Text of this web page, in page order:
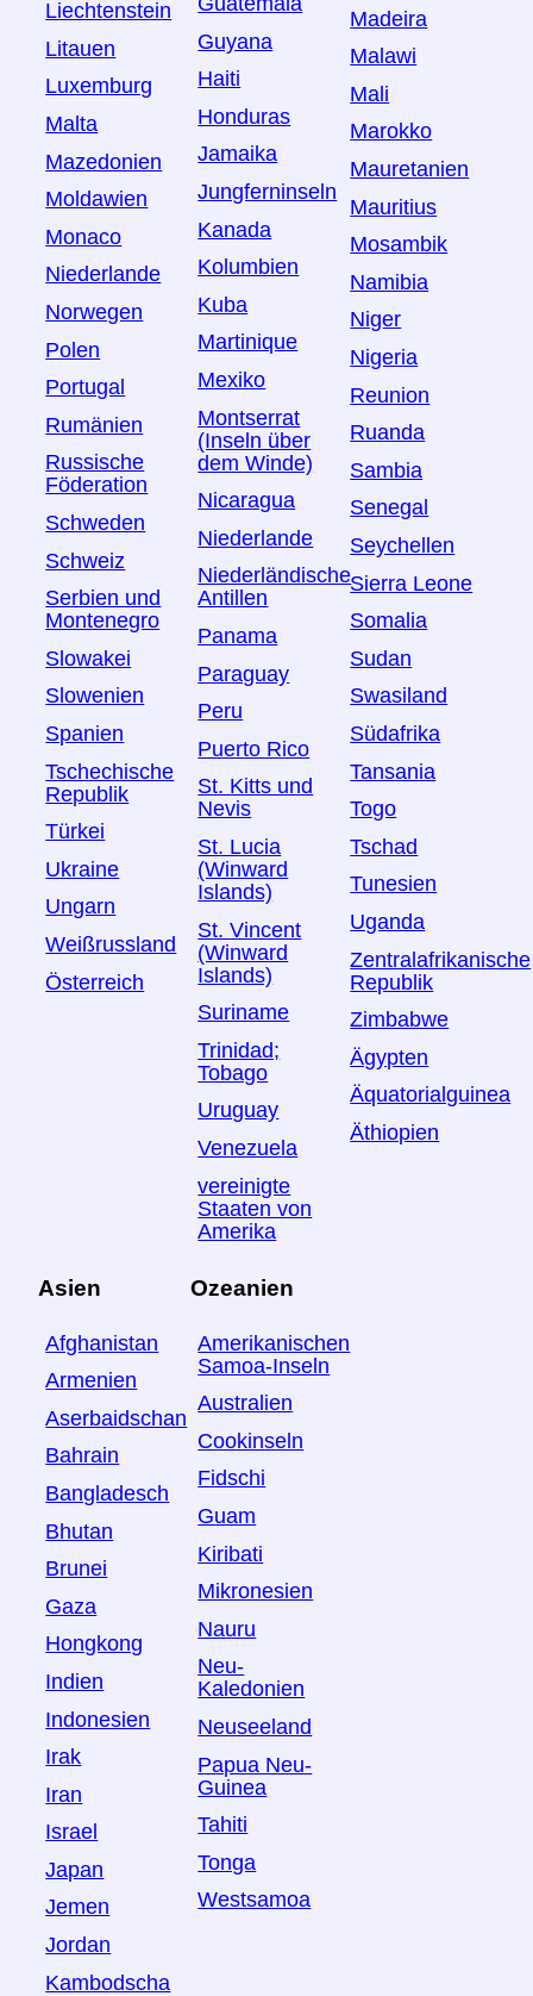
Liechtenstein
Litauen
Luxemburg
Malta
Mazedonien
Moldawien
Monaco
Niederlande
Norwegen
Polen
Portugal
Rumänien
Russische
Föderation
Schweden
Schweiz
Serbien und
Montenegro
Slowakei
Slowenien
Spanien
Tschechische
Republik
Türkei
Ukraine
Ungarn
Weißrussland
Österreich
Guyana
Haiti
Honduras
Jamaika
Jungferninseln
Kanada
Kolumbien
Kuba
Martinique
Mexiko
Montserrat
(Inseln über
dem Winde)
Nicaragua
Niederlande
Niederländische
Antillen
Panama
Paraguay
Peru
Puerto Rico
St. Kitts und
Nevis
St. Lucia
(Winward
Islands)
St. Vincent
(Winward
Islands)
Suriname
Trinidad;
Tobago
Uruguay
Venezuela
vereinigte
Staaten von
Amerika
Madeira
Malawi
Mali
Marokko
Mauretanien
Mauritius
Mosambik
Namibia
Niger
Nigeria
Reunion
Ruanda
Sambia
Senegal
Seychellen
Sierra Leone
Somalia
Sudan
Swasiland
Südafrika
Tansania
Togo
Tschad
Tunesien
Uganda
Zentralafrikanische
Republik
Zimbabwe
Ägypten
Äquatorialguinea
Äthiopien
Asien
Afghanistan
Armenien
Aserbaidschan
Bahrain
Bangladesch
Bhutan
Brunei
Gaza
Hongkong
Indien
Indonesien
Irak
Iran
Israel
Japan
Jemen
Jordan
Kambodscha
Ozeanien
Amerikanischen
Samoa-Inseln
Australien
Cookinseln
Fidschi
Guam
Kiribati
Mikronesien
Nauru
Neu-
Kaledonien
Neuseeland
Papua Neu-
Guinea
Tahiti
Tonga
Westsamoa